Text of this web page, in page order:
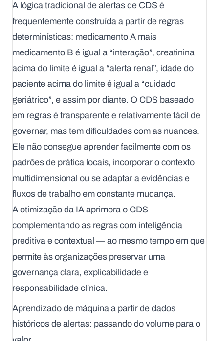
A lógica tradicional de alertas de CDS é
frequentemente construída a partir de regras
determinísticas: medicamento A mais
medicamento B é igual a “interação”, creatinina
acima do limite é igual a “alerta renal”, idade do
paciente acima do limite é igual a “cuidado
geriátrico”, e assim por diante. O CDS baseado
em regras é transparente e relativamente fácil de
governar, mas tem dificuldades com as nuances.
Ele não consegue aprender facilmente com os
padrões de prática locais, incorporar o contexto
multidimensional ou se adaptar a evidências e
fluxos de trabalho em constante mudança.
A otimização da IA aprimora o CDS
complementando as regras com inteligência
preditiva e contextual — ao mesmo tempo em que
permite às organizações preservar uma
governança clara, explicabilidade e
responsabilidade clínica.
Aprendizado de máquina a partir de dados
históricos de alertas: passando do volume para o